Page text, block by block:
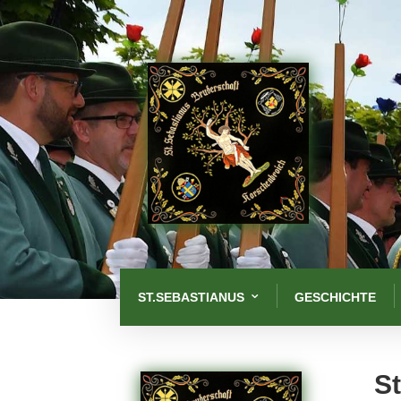
ST.SEBASTIANUS GESCHICHTE